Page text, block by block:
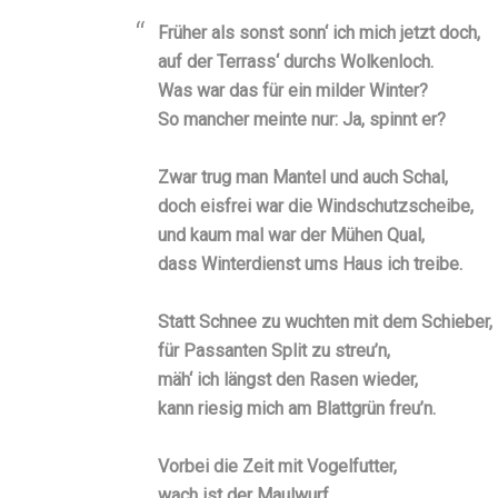
Früher als sonst sonn‘ ich mich jetzt doch,
auf der Terrass‘ durchs Wolkenloch.
Was war das für ein milder Winter?
So mancher meinte nur: Ja, spinnt er?
Zwar trug man Mantel und auch Schal,
doch eisfrei war die Windschutzscheibe,
und kaum mal war der Mühen Qual,
dass Winterdienst ums Haus ich treibe.
Statt Schnee zu wuchten mit dem Schieber,
für Passanten Split zu streu’n,
mäh‘ ich längst den Rasen wieder,
kann riesig mich am Blattgrün freu’n.
Vorbei die Zeit mit Vogelfutter,